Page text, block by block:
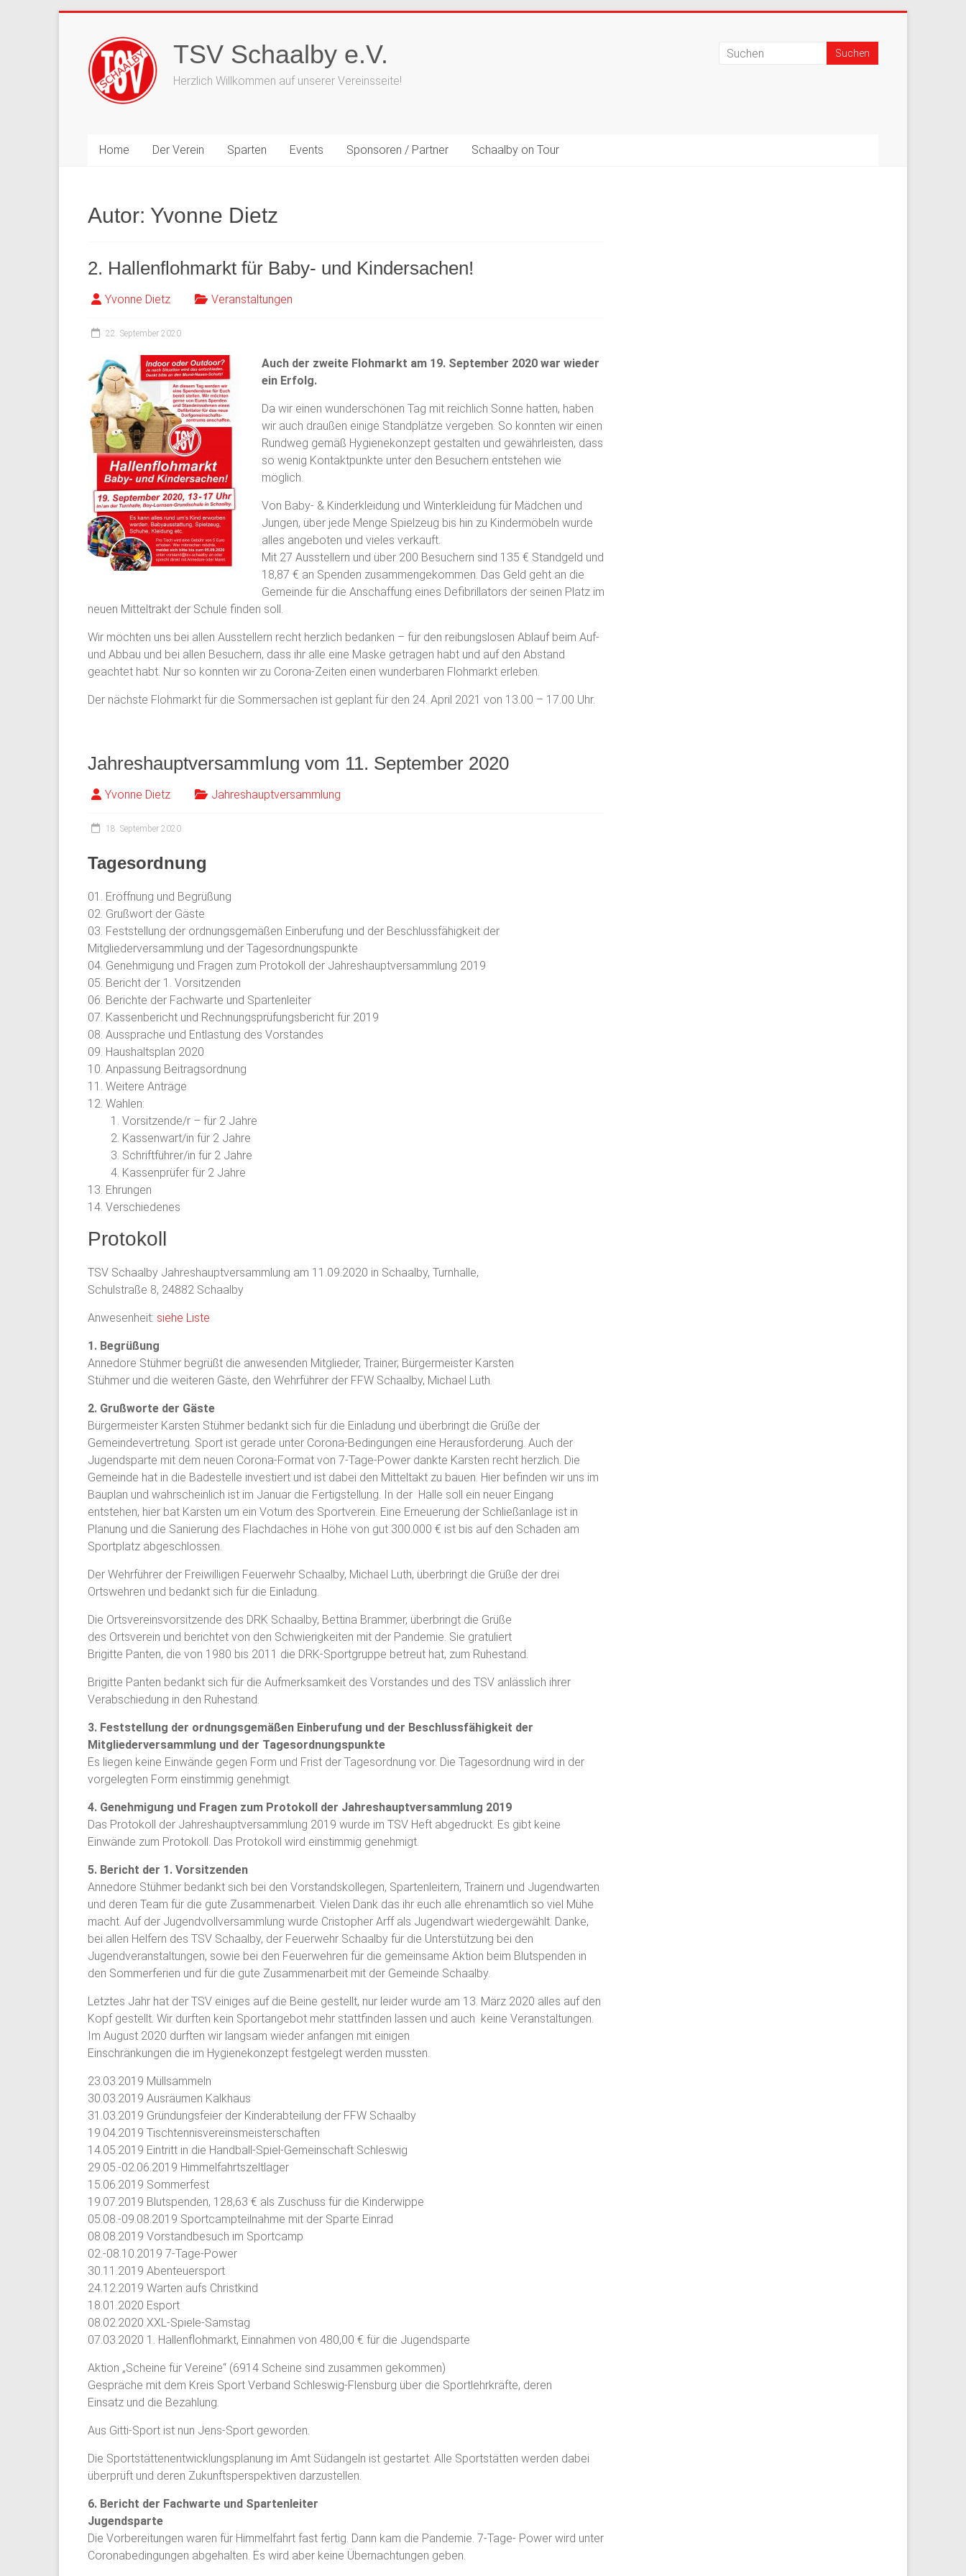
springen
TSV Schaalby e.V.
Herzlich Willkommen auf unserer Vereinsseite!
Home Der Verein Sparten Events Sponsoren / Partner Schaalby on Tour
Autor: Yvonne Dietz
2. Hallenflohmarkt für Baby- und Kindersachen!
Yvonne Dietz Veranstaltungen
22. September 2020
Auch der zweite Flohmarkt am 19. September 2020 war wieder
ein Erfolg.
Da wir einen wunderschönen Tag mit reichlich Sonne hatten, haben
wir auch draußen einige Standplätze vergeben. So konnten wir einen
Rundweg gemäß Hygienekonzept gestalten und gewährleisten, dass
so wenig Kontaktpunkte unter den Besuchern entstehen wie
möglich.
Von Baby- & Kinderkleidung und Winterkleidung für Mädchen und
Jungen, über jede Menge Spielzeug bis hin zu Kindermöbeln wurde
alles angeboten und vieles verkauft.
Mit 27 Ausstellern und über 200 Besuchern sind 135 € Standgeld und
18,87 € an Spenden zusammengekommen. Das Geld geht an die
Gemeinde für die Anschaffung eines Defibrillators der seinen Platz im
neuen Mitteltrakt der Schule finden soll.
Wir möchten uns bei allen Ausstellern recht herzlich bedanken – für den reibungslosen Ablauf beim Auf-
und Abbau und bei allen Besuchern, dass ihr alle eine Maske getragen habt und auf den Abstand
geachtet habt. Nur so konnten wir zu Corona-Zeiten einen wunderbaren Flohmarkt erleben.
Der nächste Flohmarkt für die Sommersachen ist geplant für den 24. April 2021 von 13.00 – 17.00 Uhr.
Jahreshauptversammlung vom 11. September 2020
Yvonne Dietz Jahreshauptversammlung
18. September 2020
Tagesordnung
01. Eröffnung und Begrüßung
02. Grußwort der Gäste
03. Feststellung der ordnungsgemäßen Einberufung und der Beschlussfähigkeit der
Mitgliederversammlung und der Tagesordnungspunkte
04. Genehmigung und Fragen zum Protokoll der Jahreshauptversammlung 2019
05. Bericht der 1. Vorsitzenden
06. Berichte der Fachwarte und Spartenleiter
07. Kassenbericht und Rechnungsprüfungsbericht für 2019
08. Aussprache und Entlastung des Vorstandes
09. Haushaltsplan 2020
10. Anpassung Beitragsordnung
11. Weitere Anträge
12. Wahlen:
1. Vorsitzende/r – für 2 Jahre
2. Kassenwart/in für 2 Jahre
3. Schriftführer/in für 2 Jahre
4. Kassenprüfer für 2 Jahre
13. Ehrungen
14. Verschiedenes
Protokoll
TSV Schaalby Jahreshauptversammlung am 11.09.2020 in Schaalby, Turnhalle,
Schulstraße 8, 24882 Schaalby
Anwesenheit: siehe Liste
1. Begrüßung
Annedore Stühmer begrüßt die anwesenden Mitglieder, Trainer, Bürgermeister Karsten
Stühmer und die weiteren Gäste, den Wehrführer der FFW Schaalby, Michael Luth.
2. Grußworte der Gäste
Bürgermeister Karsten Stühmer bedankt sich für die Einladung und überbringt die Grüße der
Gemeindevertretung. Sport ist gerade unter Corona-Bedingungen eine Herausforderung. Auch der
Jugendsparte mit dem neuen Corona-Format von 7-Tage-Power dankte Karsten recht herzlich. Die
Gemeinde hat in die Badestelle investiert und ist dabei den Mitteltakt zu bauen. Hier befinden wir uns im
Bauplan und wahrscheinlich ist im Januar die Fertigstellung. In der Halle soll ein neuer Eingang
entstehen, hier bat Karsten um ein Votum des Sportverein. Eine Erneuerung der Schließanlage ist in
Planung und die Sanierung des Flachdaches in Höhe von gut 300.000 € ist bis auf den Schaden am
Sportplatz abgeschlossen.
Der Wehrführer der Freiwilligen Feuerwehr Schaalby, Michael Luth, überbringt die Grüße der drei
Ortswehren und bedankt sich für die Einladung.
Die Ortsvereinsvorsitzende des DRK Schaalby, Bettina Brammer, überbringt die Grüße
des Ortsverein und berichtet von den Schwierigkeiten mit der Pandemie. Sie gratuliert
Brigitte Panten, die von 1980 bis 2011 die DRK-Sportgruppe betreut hat, zum Ruhestand.
Brigitte Panten bedankt sich für die Aufmerksamkeit des Vorstandes und des TSV anlässlich ihrer
Verabschiedung in den Ruhestand.
3. Feststellung der ordnungsgemäßen Einberufung und der Beschlussfähigkeit der
Mitgliederversammlung und der Tagesordnungspunkte
Es liegen keine Einwände gegen Form und Frist der Tagesordnung vor. Die Tagesordnung wird in der
vorgelegten Form einstimmig genehmigt.
4. Genehmigung und Fragen zum Protokoll der Jahreshauptversammlung 2019
Das Protokoll der Jahreshauptversammlung 2019 wurde im TSV Heft abgedruckt. Es gibt keine
Einwände zum Protokoll. Das Protokoll wird einstimmig genehmigt.
5. Bericht der 1. Vorsitzenden
Annedore Stühmer bedankt sich bei den Vorstandskollegen, Spartenleitern, Trainern und Jugendwarten
und deren Team für die gute Zusammenarbeit. Vielen Dank das ihr euch alle ehrenamtlich so viel Mühe
macht. Auf der Jugendvollversammlung wurde Cristopher Arff als Jugendwart wiedergewählt. Danke,
bei allen Helfern des TSV Schaalby, der Feuerwehr Schaalby für die Unterstützung bei den
Jugendveranstaltungen, sowie bei den Feuerwehren für die gemeinsame Aktion beim Blutspenden in
den Sommerferien und für die gute Zusammenarbeit mit der Gemeinde Schaalby.
Letztes Jahr hat der TSV einiges auf die Beine gestellt, nur leider wurde am 13. März 2020 alles auf den
Kopf gestellt. Wir durften kein Sportangebot mehr stattfinden lassen und auch keine Veranstaltungen.
Im August 2020 durften wir langsam wieder anfangen mit einigen
Einschränkungen die im Hygienekonzept festgelegt werden mussten.
23.03.2019 Müllsammeln
30.03.2019 Ausräumen Kalkhaus
31.03.2019 Gründungsfeier der Kinderabteilung der FFW Schaalby
19.04.2019 Tischtennisvereinsmeisterschaften
14.05.2019 Eintritt in die Handball-Spiel-Gemeinschaft Schleswig
29.05.-02.06.2019 Himmelfahrtszeltlager
15.06.2019 Sommerfest
19.07.2019 Blutspenden, 128,63 € als Zuschuss für die Kinderwippe
05.08.-09.08.2019 Sportcampteilnahme mit der Sparte Einrad
08.08.2019 Vorstandbesuch im Sportcamp
02.-08.10.2019 7-Tage-Power
30.11.2019 Abenteuersport
24.12.2019 Warten aufs Christkind
18.01.2020 Esport
08.02.2020 XXL-Spiele-Samstag
07.03.2020 1. Hallenflohmarkt, Einnahmen von 480,00 € für die Jugendsparte
Aktion „Scheine für Vereine“ (6914 Scheine sind zusammen gekommen)
Gespräche mit dem Kreis Sport Verband Schleswig-Flensburg über die Sportlehrkräfte, deren
Einsatz und die Bezahlung.
Aus Gitti-Sport ist nun Jens-Sport geworden.
Die Sportstättenentwicklungsplanung im Amt Südangeln ist gestartet. Alle Sportstätten werden dabei
überprüft und deren Zukunftsperspektiven darzustellen.
6. Bericht der Fachwarte und Spartenleiter
Jugendsparte
Die Vorbereitungen waren für Himmelfahrt fast fertig. Dann kam die Pandemie. 7-Tage- Power wird unter
Coronabedingungen abgehalten. Es wird aber keine Übernachtungen geben.